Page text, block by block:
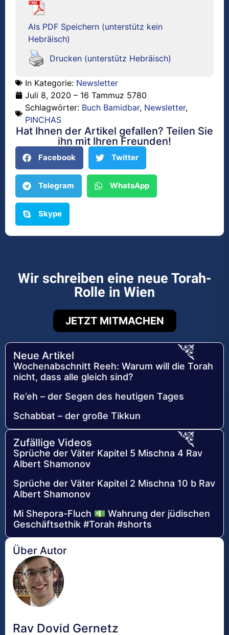
Als PDF Speichern (unterstütz kein
Hebräisch)
Drucken (unterstütz Hebräisch)
In Kategorie: Newsletter
Juli 8, 2020 – 16 Tammuz 5780
Schlagwörter: Buch Bamidbar, Newsletter,
PINCHAS
Hat Ihnen der Artikel gefallen? Teilen Sie
ihn mit Ihren Freunden!
Facebook Twitter
Telegram WhatsApp
Skype
Wir schreiben eine neue Torah-
Rolle in Wien
JETZT MITMACHEN
Neue Artikel
Wochenabschnitt Reeh: Warum will die Torah
nicht, dass alle gleich sind?
Re’eh – der Segen des heutigen Tages
Schabbat – der große Tikkun
Zufällige Videos
Sprüche der Väter Kapitel 5 Mischna 4 Rav
Albert Shamonov
Sprüche der Väter Kapitel 2 Mischna 10 b Rav
Albert Shamonov
Mi Shepora-Fluch 💵 Wahrung der jüdischen
Geschäftsethik #Torah #shorts
Über Autor
Rav Dovid Gernetz